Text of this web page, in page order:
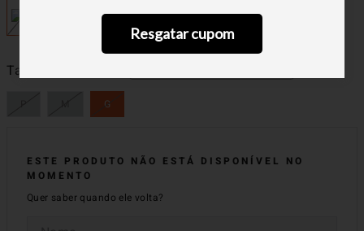
Resgatar cupom
Tamanhos
G
ESTE PRODUTO NÃO ESTÁ DISPONÍVEL NO
MOMENTO
Quer saber quando ele volta?